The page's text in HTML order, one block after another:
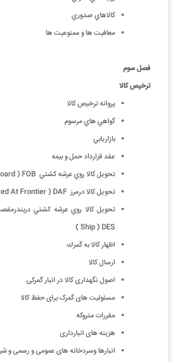
كالاهاي صدوري
معافيت ها و ممنوعيت ها
فصل سوم
ترخیص کالا
پروانه ترخیص کالا
گواهي هاي مرسوم
بازاريابي
عقد قرارداد حمل و بيمه
تحويل كالا روي عرشه كشتي Free On Board ) FOB )
تحويل كالا درمرز Delivered At Frontier ) DAF )
Ship ) DES )
اظهار كالا به گمرك
ارسال كالا
اصول نگهداری کالا در انبار گمرکی
مسئولیت های گمرک برای حفظ کالا
مقررات متروکه
هزینه های انبارداری
انبارها وسردخانه های عمومی و رسمی و